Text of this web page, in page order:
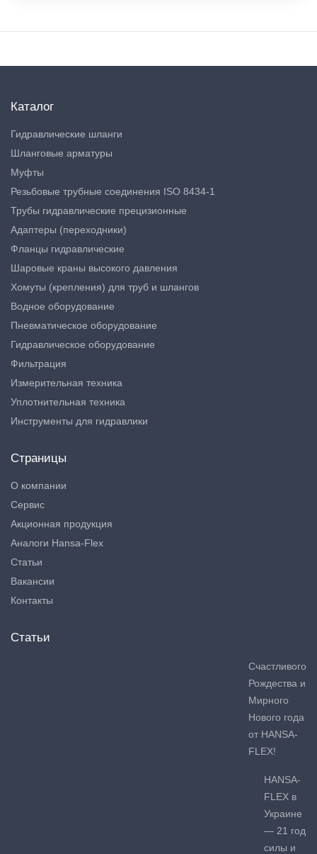
Каталог
Гидравлические шланги
Шланговые арматуры
Муфты
Резьбовые трубные соединения ISO 8434-1
Трубы гидравлические прецизионные
Адаптеры (переходники)
Фланцы гидравлические
Шаровые краны высокого давления
Хомуты (крепления) для труб и шлангов
Водное оборудование
Пневматическое оборудование
Гидравлическое оборудование
Фильтрация
Измерительная техника
Уплотнительная техника
Инструменты для гидравлики
Страницы
О компании
Сервис
Акционная продукция
Аналоги Hansa-Flex
Статьи
Вакансии
Контакты
Статьи
Счастливого
Рождества и
Мирного
Нового года
от HANSA-
FLEX!
HANSA-
FLEX в
Украине
— 21 год
силы и